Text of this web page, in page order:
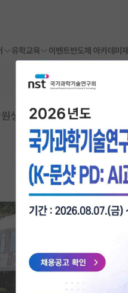
유학교육 이벤트반도체 아카데미
생을 뽑는거임? 자기소개